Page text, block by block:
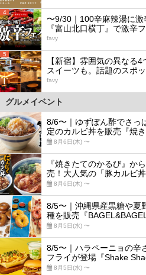
4
〜9/30｜100辛麻辣湯に激
『富山北口横丁』で激辛
favy
5
【新宿】雰囲気の異なる
スイーツも。話題のスポ
favy
グルメイベント
8/6〜｜ゆずぽん酢でさっ
定のカルビ丼を販売『焼き
8月6日(木) 〜
『焼きたてのかるび』か
売！大人気の「豚カルビ
8月6日(木) 〜
8/5〜｜沖縄県産黒糖や夏
種を販売『BAGEL&BAGEL
8月5日(水) 〜
8/5〜｜ハラペーニョの辛
フライが登場『Shake
8月5日(水) 〜